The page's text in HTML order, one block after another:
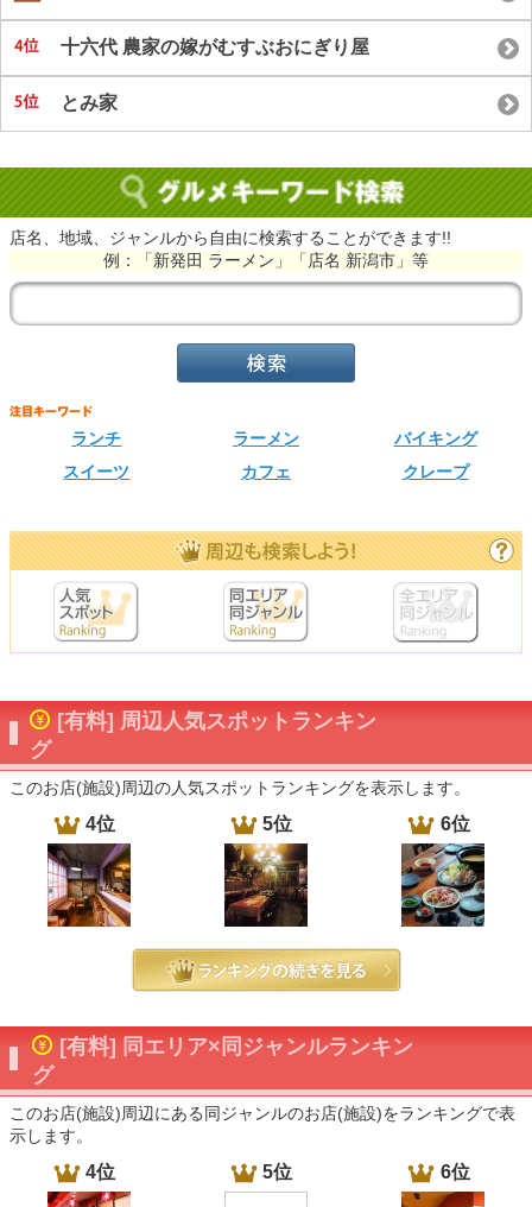
十六代 農家の嫁がむすぶおにぎり屋
とみ家
店名、地域、ジャンルから自由に検索することができます!!
例：「新発田 ラーメン」「店名 新潟市」等
ランチ ラーメン
バイキング
スイーツ
カフェ クレープ
[有料] 周辺人気スポットランキン
グ
このお店(施設)周辺の人気スポットランキングを表示します。
4位 5位 6位
[有料] 同エリア×同ジャンルランキン
グ
このお店(施設)周辺にある同ジャンルのお店(施設)をランキングで表
示します。
4位 5位 6位